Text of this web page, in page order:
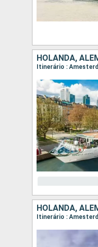
HOLANDA,
HOLANDA,